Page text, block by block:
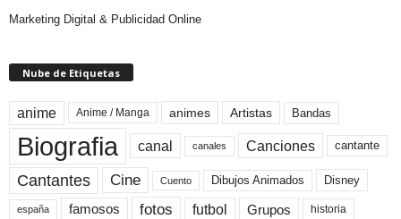
Marketing Digital & Publicidad Online
Nube de Etiquetas
anime Anime / Manga animes Artistas Bandas
Biografia canal canales Canciones cantante
Cantantes Cine Cuento Dibujos Animados Disney
españa famosos fotos futbol Grupos historia